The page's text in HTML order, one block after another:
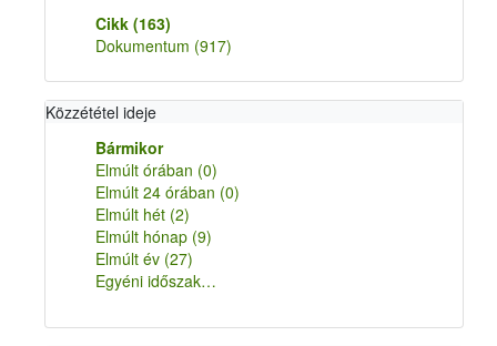
Cikk (163)
Dokumentum (917)
Közzététel ideje
Bármikor
Elmúlt órában (0)
Elmúlt 24 órában (0)
Elmúlt hét (2)
Elmúlt hónap (9)
Elmúlt év (27)
Egyéni időszak…